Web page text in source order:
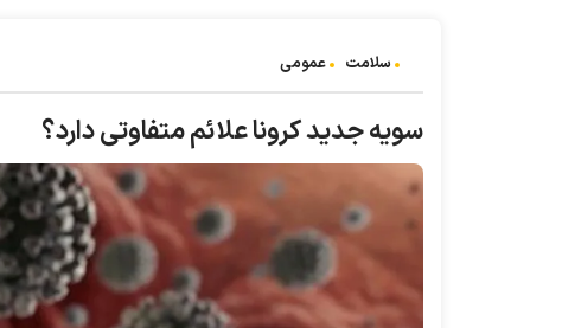
سلامت عمومی
سویه جدید کرونا علائم متفاوتی دارد؟